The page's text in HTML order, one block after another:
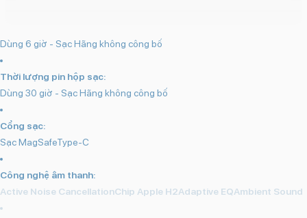
Dùng 6 giờ - Sạc Hãng không công bố
Thời lượng pin hộp sạc:
Dùng 30 giờ - Sạc Hãng không công bố
Cổng sạc:
Sạc MagSafeType-C
Công nghệ âm thanh:
Active Noise CancellationChip Apple H2Adaptive EQAmbient Sound